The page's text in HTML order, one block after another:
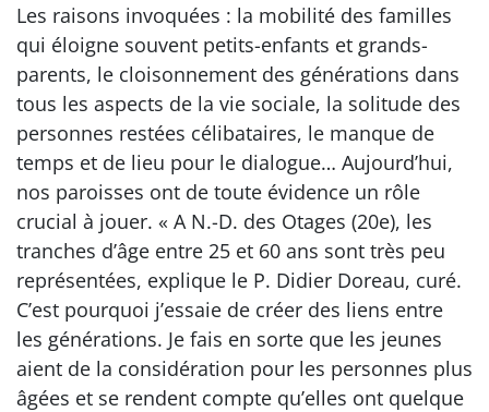
Les raisons invoquées : la mobilité des familles
qui éloigne souvent petits-enfants et grands-
parents, le cloisonnement des générations dans
tous les aspects de la vie sociale, la solitude des
personnes restées célibataires, le manque de
temps et de lieu pour le dialogue… Aujourd’hui,
nos paroisses ont de toute évidence un rôle
crucial à jouer. « A N.-D. des Otages (20e), les
tranches d’âge entre 25 et 60 ans sont très peu
représentées, explique le P. Didier Doreau, curé.
C’est pourquoi j’essaie de créer des liens entre
les générations. Je fais en sorte que les jeunes
aient de la considération pour les personnes plus
âgées et se rendent compte qu’elles ont quelque